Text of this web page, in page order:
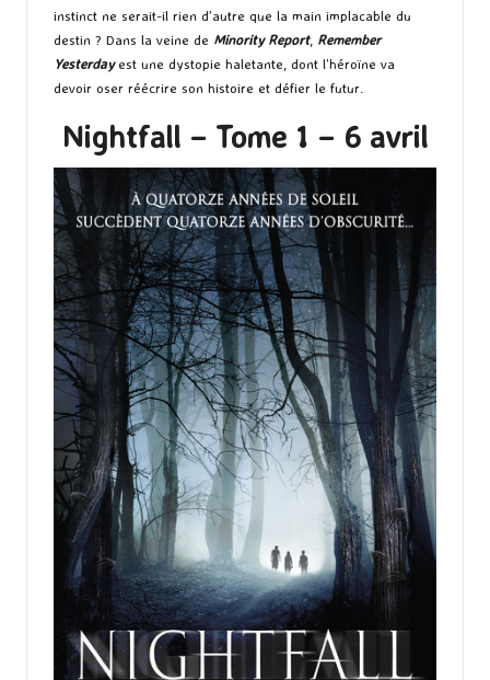
instinct ne serait-il rien d’autre que la main implacable du
destin ? Dans la veine de Minority Report, Remember
Yesterdayest une dystopie haletante, dont l’héroïne va
devoir oser réécrire son histoire et défier le futur.
Nightfall – Tome 1 – 6 avril